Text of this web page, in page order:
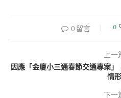
0 留言 0
上一
因應「金廈小三通春節交通專案
情形
下一